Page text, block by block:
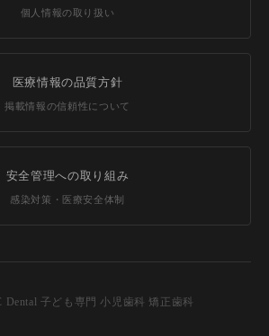
個人情報の取り扱い
医療情報の品質方針
掲載情報の信頼性について
安全管理への取り組み
感染対策・医療安全体制
Dental 子ども専門 小児歯科 矯正歯科